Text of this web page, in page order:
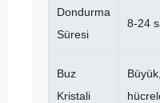
Dondurma
Süresi
8-24
Buz
Kristali
Büyük,